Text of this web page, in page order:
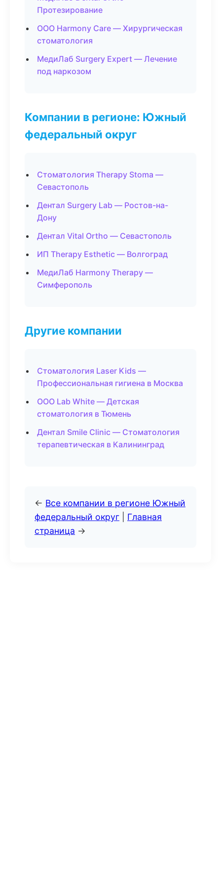
Протезирование
ООО Harmony Care — Хирургическая
стоматология
МедиЛаб Surgery Expert — Лечение
под наркозом
Компании в регионе: Южный
федеральный округ
Стоматология Therapy Stoma —
Севастополь
Дентал Surgery Lab — Ростов-на-
Дону
Дентал Vital Ortho — Севастополь
ИП Therapy Esthetic — Волгоград
МедиЛаб Harmony Therapy —
Симферополь
Другие компании
Стоматология Laser Kids —
Профессиональная гигиена в Москва
ООО Lab White — Детская
стоматология в Тюмень
Дентал Smile Clinic — Стоматология
терапевтическая в Калининград
← Все компании в регионе Южный
федеральный округ
Главная
страница →